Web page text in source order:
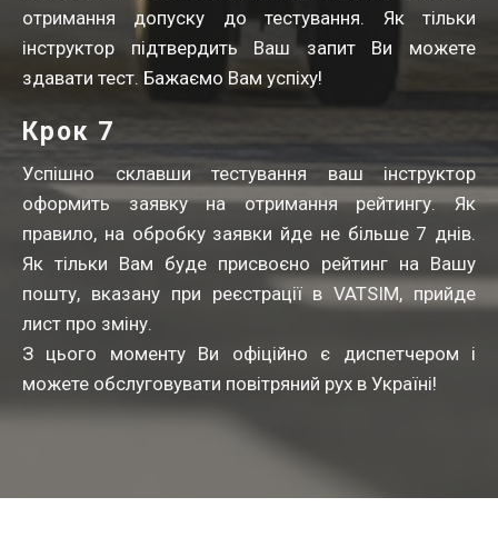
отримання допуску до тестування. Як тільки
інструктор підтвердить Ваш запит Ви можете
здавати тест. Бажаємо Вам успіху!
Крок 7
Успішно склавши тестування ваш інструктор
оформить заявку на отримання рейтингу. Як
правило, на обробку заявки йде не більше 7 днів.
Як тільки Вам буде присвоєно рейтинг на Вашу
пошту, вказану при реєстрації в VATSIM, прийде
лист про зміну.
З цього моменту Ви офіційно є диспетчером і
можете обслуговувати повітряний рух в Україні!